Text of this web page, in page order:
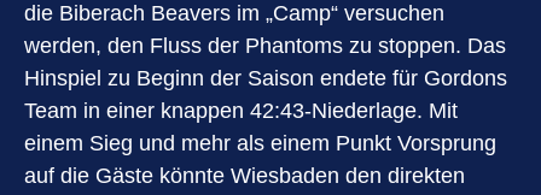
die Biberach Beavers im „Camp“ versuchen
werden, den Fluss der Phantoms zu stoppen. Das
Hinspiel zu Beginn der Saison endete für Gordons
Team in einer knappen 42:43-Niederlage. Mit
einem Sieg und mehr als einem Punkt Vorsprung
auf die Gäste könnte Wiesbaden den direkten